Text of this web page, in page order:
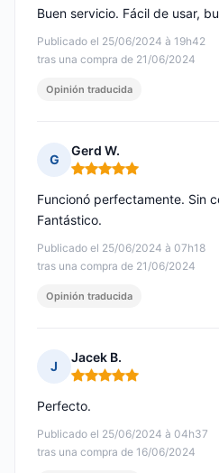
Publicado el 25/06/2024 à 19h42
tras una compra de 21/06/2024
Buen servicio. Fácil de usar,
Opinión traducida
G
Gerd W.
Nota: 5 de 5
Publicado el 25/06/2024 à 07h18
tras una compra de 21/06/2024
Funcionó perfectamente. Sin
Fantástico.
Opinión traducida
J
Jacek B.
Nota: 5 de 5
Publicado el 25/06/2024 à 04h37
tras una compra de 16/06/2024
Perfecto.